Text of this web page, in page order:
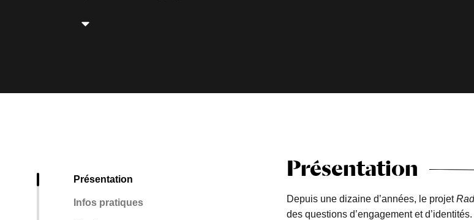
Présentation
Infos pratiques
Présentation
Depuis une dizaine d’années, le projet
des questions d’engagement et